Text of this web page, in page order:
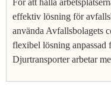
effektiv lösning för
använda Avfallsbolagets
flexibel lösning anpassad
Djurtransporter arbetar